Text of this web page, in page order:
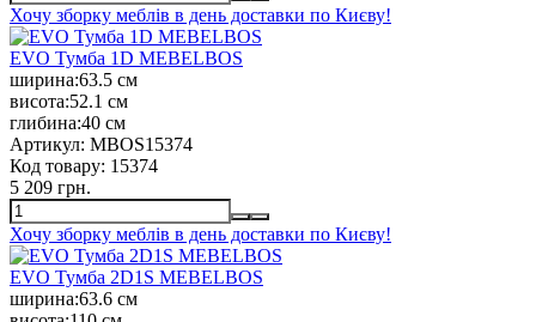
Хочу зборку меблів в день доставки по Києву!
EVO Тумба 1D MEBELBOS
ширина:63.5 см
висота:52.1 см
глибина:40 см
Артикул: MBOS15374
Код товару: 15374
5 209 грн.
Хочу зборку меблів в день доставки по Києву!
EVO Тумба 2D1S MEBELBOS
ширина:63.6 см